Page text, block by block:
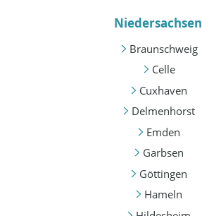
Niedersachsen
Braunschweig
Celle
Cuxhaven
Delmenhorst
Emden
Garbsen
Göttingen
Hameln